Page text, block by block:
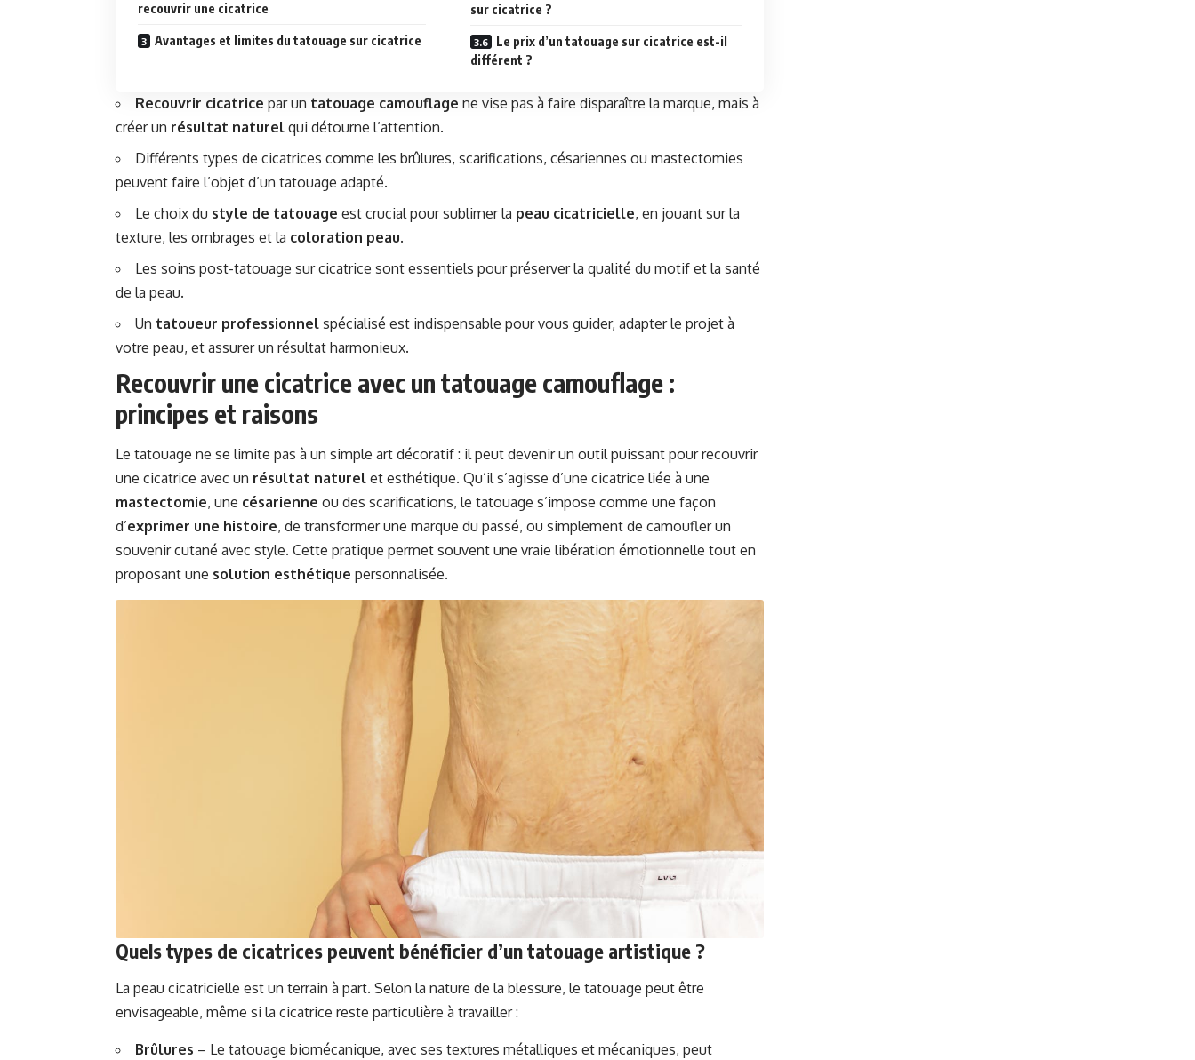
recouvrir une cicatrice
Avantages et limites du tatouage sur cicatrice
sur cicatrice ?
Le prix d’un tatouage sur cicatrice est-il
différent ?
Recouvrir cicatrice par un tatouage camouflage ne vise pas à faire disparaître la marque, mais à
créer un résultat naturel qui détourne l’attention.
Différents types de cicatrices comme les brûlures, scarifications, césariennes ou mastectomies
peuvent faire l’objet d’un tatouage adapté.
Le choix du style de tatouage est crucial pour sublimer la peau cicatricielle, en jouant sur la
texture, les ombrages et la coloration peau.
Les soins post-tatouage sur cicatrice sont essentiels pour préserver la qualité du motif et la santé
de la peau.
Un tatoueur professionnel spécialisé est indispensable pour vous guider, adapter le projet à
votre peau, et assurer un résultat harmonieux.
Recouvrir une cicatrice avec un tatouage camouflage :
principes et raisons
Le tatouage ne se limite pas à un simple art décoratif : il peut devenir un outil puissant pour recouvrir
une cicatrice avec un résultat naturel et esthétique. Qu’il s’agisse d’une cicatrice liée à une
mastectomie, une césarienne ou des scarifications, le tatouage s’impose comme une façon
d’exprimer une histoire, de transformer une marque du passé, ou simplement de camoufler un
souvenir cutané avec style. Cette pratique permet souvent une vraie libération émotionnelle tout en
proposant une solution esthétique personnalisée.
Quels types de cicatrices peuvent bénéficier d’un tatouage artistique ?
La peau cicatricielle est un terrain à part. Selon la nature de la blessure, le tatouage peut être
envisageable, même si la cicatrice reste particulière à travailler :
Brûlures – Le tatouage biomécanique, avec ses textures métalliques et mécaniques, peut